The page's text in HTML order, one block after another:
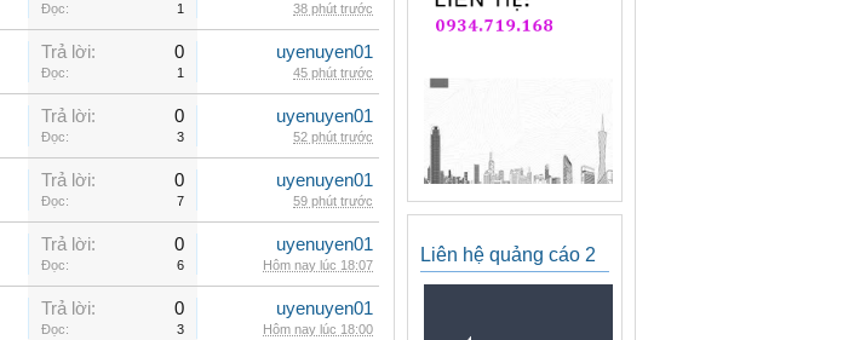
Đọc: 1 38 phút trước
Trả lời: 0
Đọc: 1
uyenuyen01
45 phút trước
Trả lời: 0
Đọc: 3
uyenuyen01
52 phút trước
Trả lời: 0
Đọc: 7
uyenuyen01
59 phút trước
Trả lời: 0
Đọc: 6
uyenuyen01
Hôm nay lúc 18:07
Trả lời: 0
Đọc: 3
uyenuyen01
Hôm nay lúc 18:00
Liên hệ quảng cáo 2